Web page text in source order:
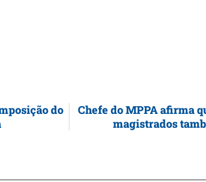
do
Chefe do MPPA afirma
magistrados